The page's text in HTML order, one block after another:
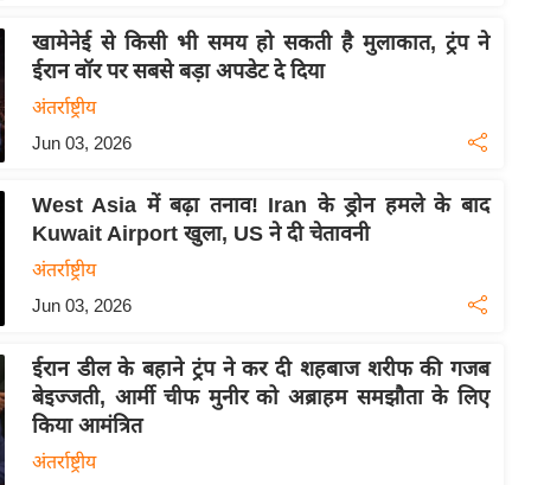
खामेनेई से किसी भी समय हो सकती है मुलाकात, ट्रंप ने
ईरान वॉर पर सबसे बड़ा अपडेट दे दिया
अंतर्राष्ट्रीय
Jun 03, 2026
West Asia में बढ़ा तनाव! Iran के ड्रोन हमले के बाद
Kuwait Airport खुला, US ने दी चेतावनी
अंतर्राष्ट्रीय
Jun 03, 2026
ईरान डील के बहाने ट्रंप ने कर दी शहबाज शरीफ की गजब
बेइज्जती, आर्मी चीफ मुनीर को अब्राहम समझौता के लिए
किया आमंत्रित
अंतर्राष्ट्रीय